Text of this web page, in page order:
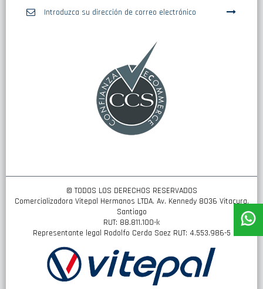
© TODOS LOS DERECHOS RESERVADOS
Comercializadora Vitepal Hermanos LTDA. Av. Kennedy 8036 Vitacura,
Santiago
RUT: 88.811.100-k
Representante legal Rodolfo Cerda Saez RUT: 4.553.986-5